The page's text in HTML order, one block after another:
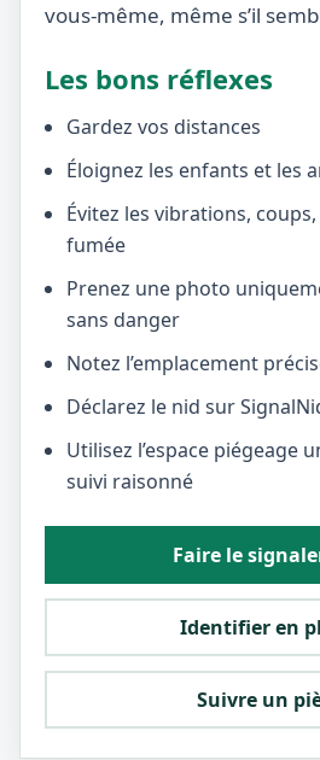
vous-même, même s’il
Les bons réflexes
Gardez vos distances
Éloignez les enfants et les
Évitez les vibrations, coups,
fumée
Prenez une photo
sans danger
Notez l’emplacement
Déclarez le nid sur
Utilisez l’espace piégeage
suivi raisonné
Faire le
Identifier en
Suivre un